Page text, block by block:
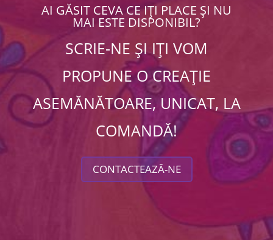
AI GĂSIT CEVA CE IȚI PLACE ȘI NU
MAI ESTE DISPONIBIL?
SCRIE-NE ȘI IȚI VOM
PROPUNE O CREAȚIE
ASEMĂNĂTOARE, UNICAT, LA
COMANDĂ!
CONTACTEAZĂ-NE